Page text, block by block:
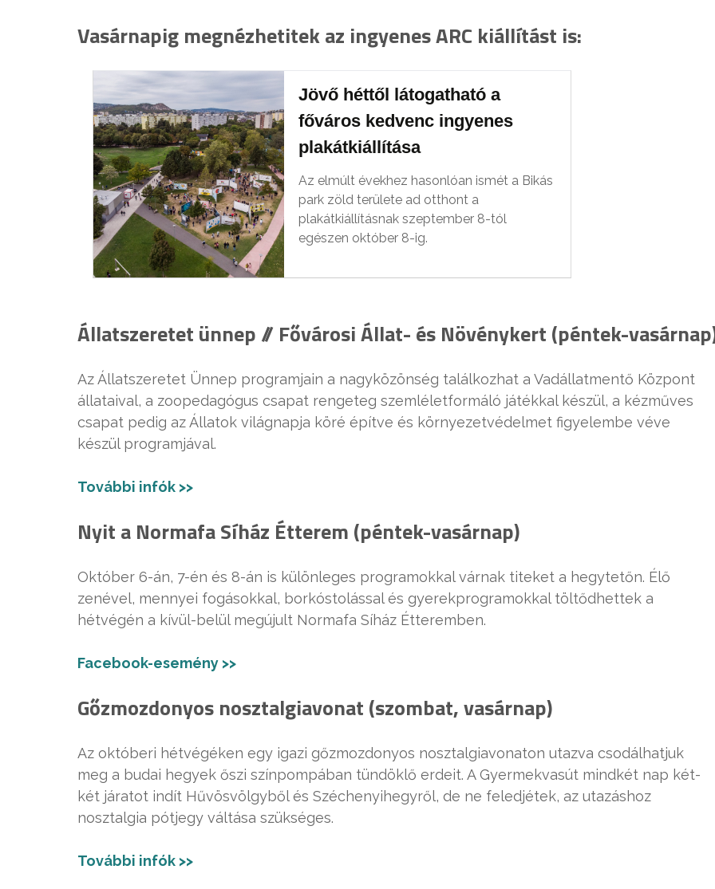
Vasárnapig megnézhetitek az ingyenes ARC kiállítást is:
Jövő héttől látogatható a
főváros kedvenc ingyenes
plakátkiállítása
Az elmúlt évekhez hasonlóan ismét a Bikás
park zöld területe ad otthont a
plakátkiállításnak szeptember 8-tól
egészen október 8-ig.
Állatszeretet ünnep // Fővárosi Állat- és Növénykert (péntek-
Az Állatszeretet Ünnep programjain a nagyközönség találkozhat a Vadállatmentő Központ
állataival, a zoopedagógus csapat rengeteg szemléletformáló játékkal készül, a kézműves
csapat pedig az Állatok világnapja köré építve és környezetvédelmet figyelembe véve
készül programjával.
További infók >>
Nyit a Normafa Síház Étterem (péntek-vasárnap)
Október 6-án, 7-én és 8-án is különleges programokkal várnak titeket a hegytetőn. Élő
zenével, mennyei fogásokkal, borkóstolással és gyerekprogramokkal töltődhettek a
hétvégén a kívül-belül megújult Normafa Síház Étteremben.
Facebook-esemény >>
Gőzmozdonyos nosztalgiavonat (szombat, vasárnap)
Az októberi hétvégéken egy igazi gőzmozdonyos nosztalgiavonaton utazva csodálhatjuk
meg a budai hegyek őszi színpompában tündöklő erdeit. A Gyermekvasút mindkét nap két-
két járatot indít Hűvösvölgyből és Széchenyihegyről, de ne feledjétek, az utazáshoz
nosztalgia pótjegy váltása szükséges.
További infók >>